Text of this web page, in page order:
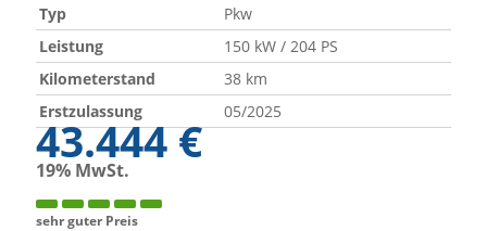
Typ
Pkw
Leistung
150 kW / 204 PS
Kilometerstand
38 km
Erstzulassung
05/2025
43.444 €
19% MwSt.
sehr guter Preis